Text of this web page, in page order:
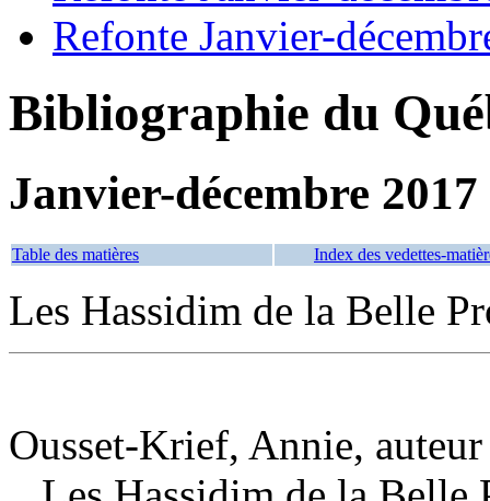
Refonte Janvier-
Bibliographie du
Janvier-décembre 2017
Table des matières Index des vedettes-
Les Hassidim de la Belle
Ousset-Krief, Annie, auteur